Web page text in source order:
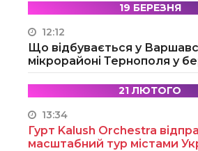
19 БЕРЕЗНЯ
12:12
Що відбувається у
мікрорайоні Тернополя у
21 ЛЮТОГО
13:34
Гурт Kalush Orchestra
масштабний тур містами